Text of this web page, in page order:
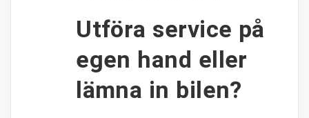
Utföra service på
egen hand eller
lämna in bilen?